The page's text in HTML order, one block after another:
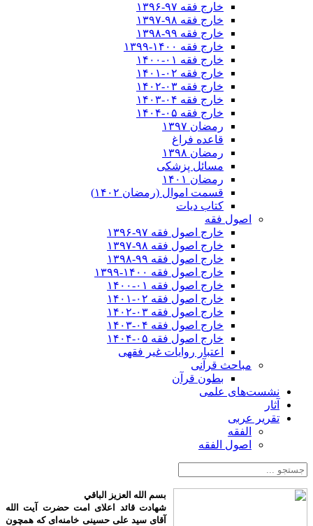
خارج فقه ۹۷-۱۳۹۶
خارج فقه ۹۸-۱۳۹۷
خارج فقه ۹۹-۱۳۹۸
خارج فقه ۱۴۰۰-۱۳۹۹
خارج فقه ۰۱-۱۴۰۰
خارج فقه ۰۲-۱۴۰۱
خارج فقه ۰۳-۱۴۰۲
خارج فقه ۰۴-۱۴۰۳
خارج فقه ۰۵-۱۴۰۴
رمضان ۱۳۹۷
قاعده فراغ
رمضان ۱۳۹۸
مسائل پزشکی
رمضان ۱۴۰۱
قسمت اموال (رمضان ۱۴۰۲)
کتاب دیات
اصول فقه
خارج اصول فقه ۹۷-۱۳۹۶
خارج اصول فقه ۹۸-۱۳۹۷
خارج اصول فقه ۹۹-۱۳۹۸
خارج اصول فقه ۱۴۰۰-۱۳۹۹
خارج اصول فقه ۰۱-۱۴۰۰
خارج اصول فقه ۰۲-۱۴۰۱
خارج اصول فقه ۰۳-۱۴۰۲
خارج اصول فقه ۰۴-۱۴۰۳
خارج اصول فقه ۰۵-۱۴۰۴
اعتبار روایات غیر فقهی
مباحث قرآنی
بطون قرآن
نشست‌های علمی
آثار
تقریر عربی
الفقه
اصول الفقه
بسم الله العزیز الباقي
شهادت قائد اعلای امت حضرت آیت الله
آقای سید علی حسینی خامنه‌ای که همچون